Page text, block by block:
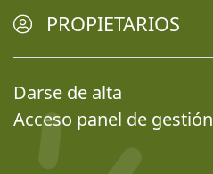
PROPIETARIOS
Darse de alta
Acceso panel de gestión